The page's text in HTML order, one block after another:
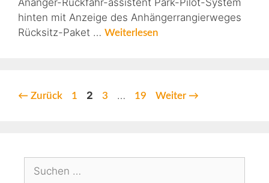
Anänger-Rückfahr-assistent Park-Pilot-System
hinten mit Anzeige des Anhängerrangierweges
Rücksitz-Paket … Weiterlesen
← Zurück 1 2 3 … 19 Weiter →